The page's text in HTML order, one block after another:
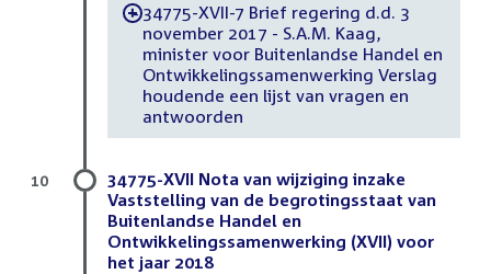
-34775-XVII-7 Brief regering d.d. 3
november 2017 - S.A.M. Kaag,
minister voor Buitenlandse Handel en
Ontwikkelingssamenwerking Verslag
houdende een lijst van vragen en
antwoorden
34775-XVII Nota van wijziging inzake
Vaststelling van de begrotingsstaat van
Buitenlandse Handel en
Ontwikkelingssamenwerking (XVII) voor
het jaar 2018
10